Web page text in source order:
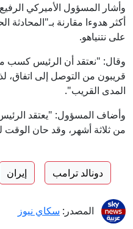
وأشار المسؤول الأميركي
أكثر هدوءا مقارنة
على نتنياهو.
وقال: "نعتقد أن الرئيس كسب
قريبون من التوصل إلى اتفاق،
المدى القريب".
وأضاف المسؤول: "يعتقد
من ثلاثة أشهر، وقد حان
دونالد ترامب إيران
المصدر: سكاي نيوز